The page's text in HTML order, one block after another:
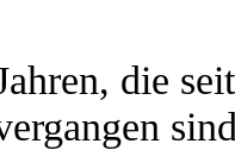
die